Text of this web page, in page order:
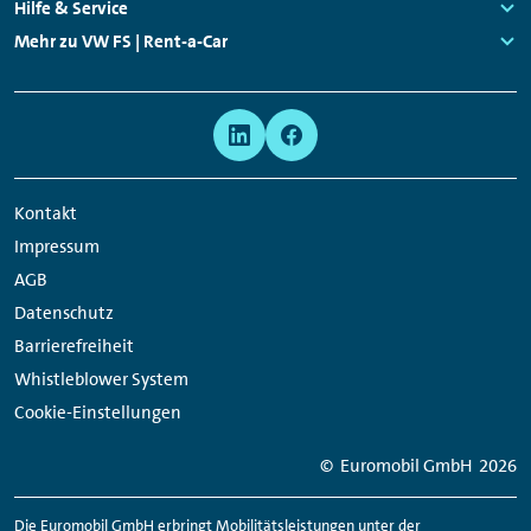
Links:
Hilfe & Service
Links:
Mehr zu VW FS | Rent-a-Car
Kontakt
Impressum
AGB
Datenschutz
Barrierefreiheit
Whistleblower System
Cookie-Einstellungen
Network
Links
© Euromobil GmbH 2026
Die Euromobil GmbH erbringt Mobilitätsleistungen unter der